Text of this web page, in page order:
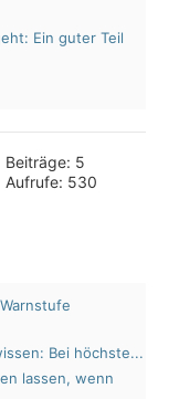
Ein guter Teil
Beiträge: 5
Aufrufe: 530
Bei höchste...
lassen, wenn